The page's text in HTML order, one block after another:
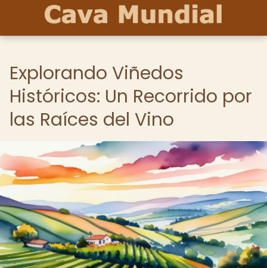
Explorando Viñedos
Históricos: Un Recorrido por
las Raíces del Vino